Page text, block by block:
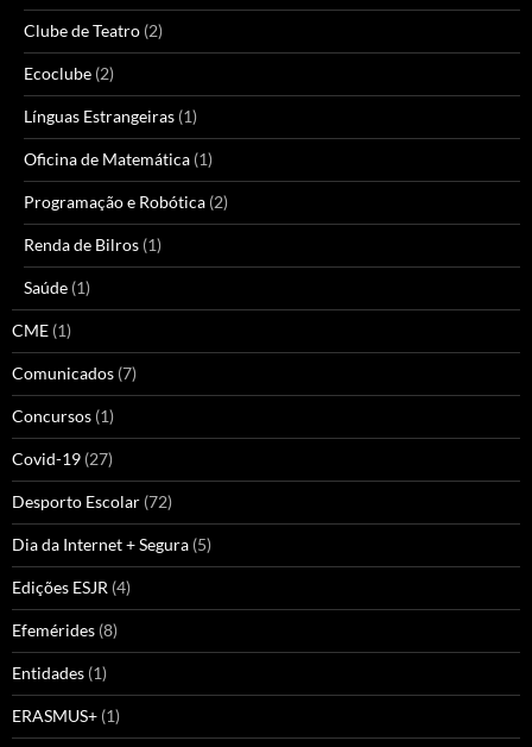
Clube de Teatro (2)
Ecoclube (2)
Línguas Estrangeiras (1)
Oficina de Matemática (1)
Programação e Robótica (2)
Renda de Bilros (1)
Saúde (1)
CME (1)
Comunicados (7)
Concursos (1)
Covid-19 (27)
Desporto Escolar (72)
Dia da Internet + Segura (5)
Edições ESJR (4)
Efemérides (8)
Entidades (1)
ERASMUS+ (1)